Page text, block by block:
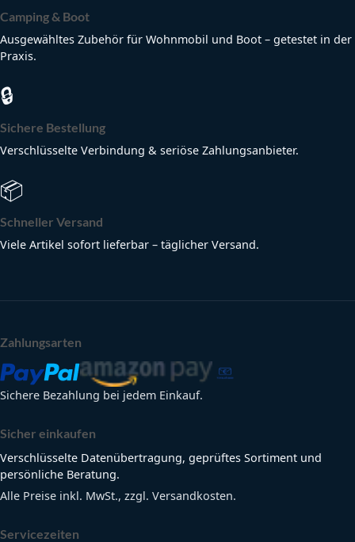
Camping & Boot
Ausgewähltes Zubehör für Wohnmobil und Boot – getestet in der
Praxis.
🔒
Sichere Bestellung
Verschlüsselte Verbindung & seriöse Zahlungsanbieter.
📦
Schneller Versand
Viele Artikel sofort lieferbar – täglicher Versand.
Zahlungsarten
Sichere Bezahlung bei jedem Einkauf.
Sicher einkaufen
Verschlüsselte Datenübertragung, geprüftes Sortiment und
persönliche Beratung.
Alle Preise inkl. MwSt., zzgl. Versandkosten.
Servicezeiten